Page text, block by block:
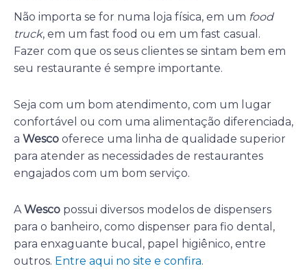
Não importa se for numa loja física, em um food
truck, em um fast food ou em um fast casual.
Fazer com que os seus clientes se sintam bem em
seu restaurante é sempre importante.
Seja com um bom atendimento, com um lugar
confortável ou com uma alimentação diferenciada,
a Wesco oferece uma linha de qualidade superior
para atender as necessidades de restaurantes
engajados com um bom serviço.
AWesco possui diversos modelos de dispensers
para o banheiro, como dispenser para fio dental,
para enxaguante bucal, papel higiênico, entre
outros. Entre aqui no site e confira.